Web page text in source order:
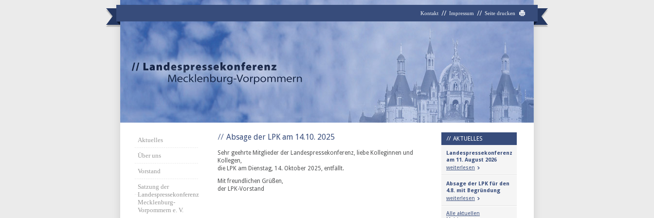
Kontakt Impressum Seite drucken
Aktuelles
Über uns
Vorstand
Satzung der
Landespressekonferenz
Mecklenburg-
Vorpommern e. V.
Absage der LPK am 14.10. 2025
Sehr geehrte Mitglieder der Landespressekonferenz, liebe Kolleginnen und
Kollegen,
die LPK am Dienstag, 14. Oktober 2025, entfällt.
Mit freundlichen Grüßen,
der LPK-Vorstand
AKTUELLES
Landespressekonferenz
am 11. August 2026
weiterlesen
Absage der LPK für den
4.8. mit Begründung
weiterlesen
Alle aktuellen